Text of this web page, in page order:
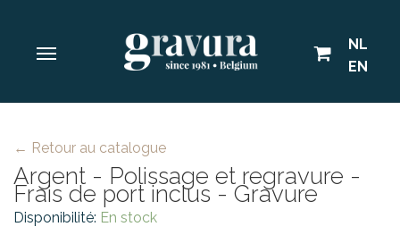
NL
EN
← Retour au catalogue
Argent - Polissage et regravure -
Frais de port inclus - Gravure
Disponibilité: En stock